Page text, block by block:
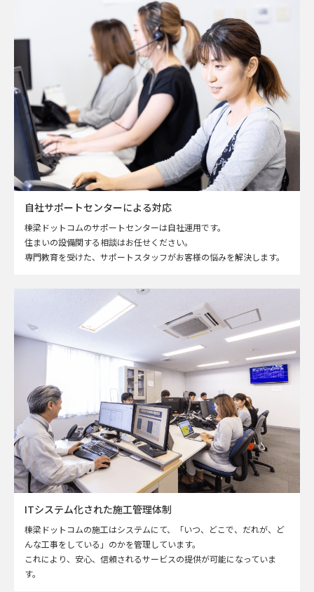
自社サポートセンターによる対応
棟梁ドットコムのサポートセンターは自社運用です。
住まいの設備関する相談はお任せください。
専門教育を受けた、サポートスタッフがお客様の悩みを解決します。
ITシステム化された施工管理体制
棟梁ドットコムの施工はシステムにて、「いつ、どこで、だれが、ど
んな工事をしている」のかを管理しています。
これにより、安心、信頼されるサービスの提供が可能になっていま
す。